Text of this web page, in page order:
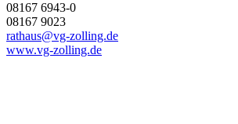
08167 6943-0
08167 9023
rathaus@vg-zolling.de
www.vg-zolling.de